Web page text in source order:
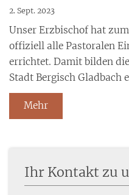
2. Sept. 2023
Unser Erzbischof hat
offiziell alle Pastoralen
errichtet. Damit bilden
Stadt Bergisch Gladbach
Mehr
Ihr Kontakt zu